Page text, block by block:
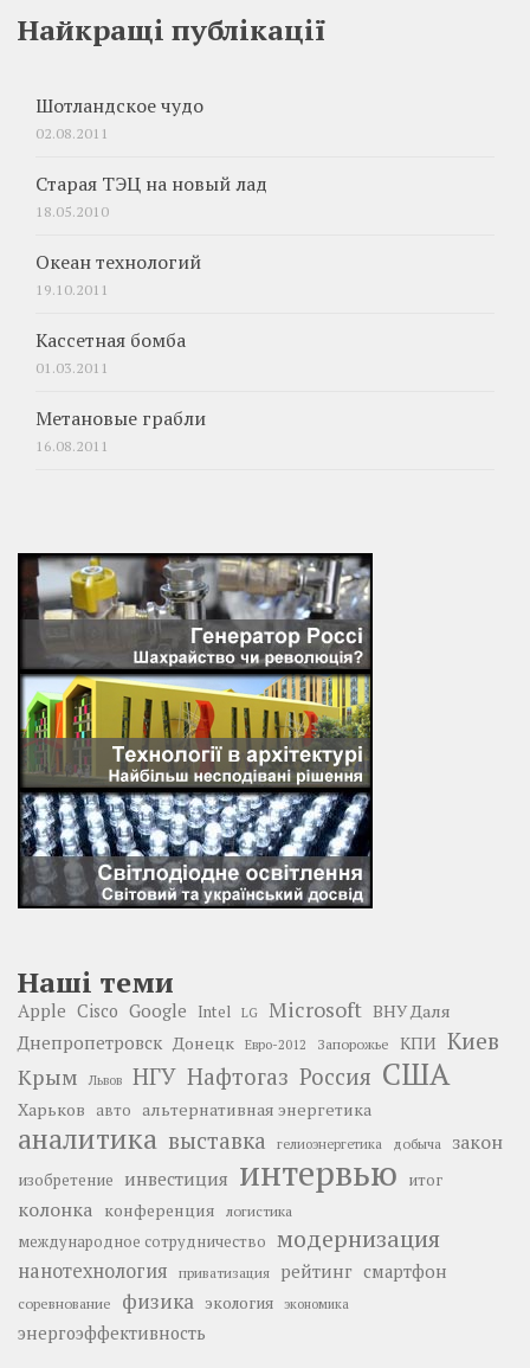
Найкращі публікації
Шотландское чудо
02.08.2011
Старая ТЭЦ на новый лад
18.05.2010
Океан технологий
19.10.2011
Кассетная бомба
01.03.2011
Метановые грабли
16.08.2011
Наші теми
Apple Cisco Google Intel LG Microsoft ВНУ Даля
Днепропетровск Донецк Евро-2012 Запорожье КПИ Киев
Крым Львов НГУ Нафтогаз Россия США
Харьков авто альтернативная энергетика
аналитика выставка гелиоэнергетика добыча закон
изобретение инвестиция интервью итог
колонка конференция логистика
международное сотрудничество модернизация
нанотехнология приватизация рейтинг смартфон
соревнование физика экология экономика
энергоэффективность